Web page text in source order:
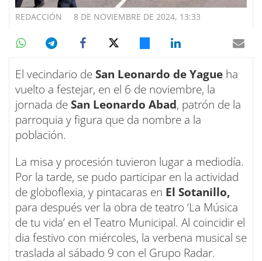
8 DE NOVIEMBRE DE 2024, 13:33
REDACCIÓN
El vecindario deSan Leonardo de Yague ha
vuelto a festejar, en el 6 de noviembre, la
jornada deSan Leonardo Abad, patrón de la
parroquia y figura que da nombre a la
población.
La misa y procesión tuvieron lugar a mediodía.
Por la tarde, se pudo participar en la actividad
de globoflexia, y pintacaras en El Sotanillo,
para después ver la obra de teatro ‘La Música
de tu vida’ en el Teatro Municipal. Al coincidir el
dia festivo con miércoles, la verbena musical se
traslada al sábado 9 con el Grupo Radar.